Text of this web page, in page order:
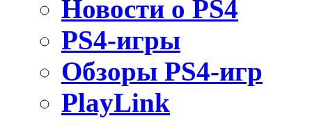
Новости о PS4
PS4-игры
Обзоры PS4-игр
PlayLink